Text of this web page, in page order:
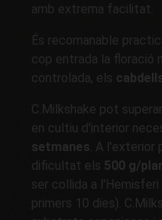
amb extrema facilitat.
És recomanable
cop entrada la floració
controlada, els
C.Milkshake pot
en cultiu d'interior
setmanes. A l'exterior
dificultat els 500 g/
ser collida a
primers 10 dies).